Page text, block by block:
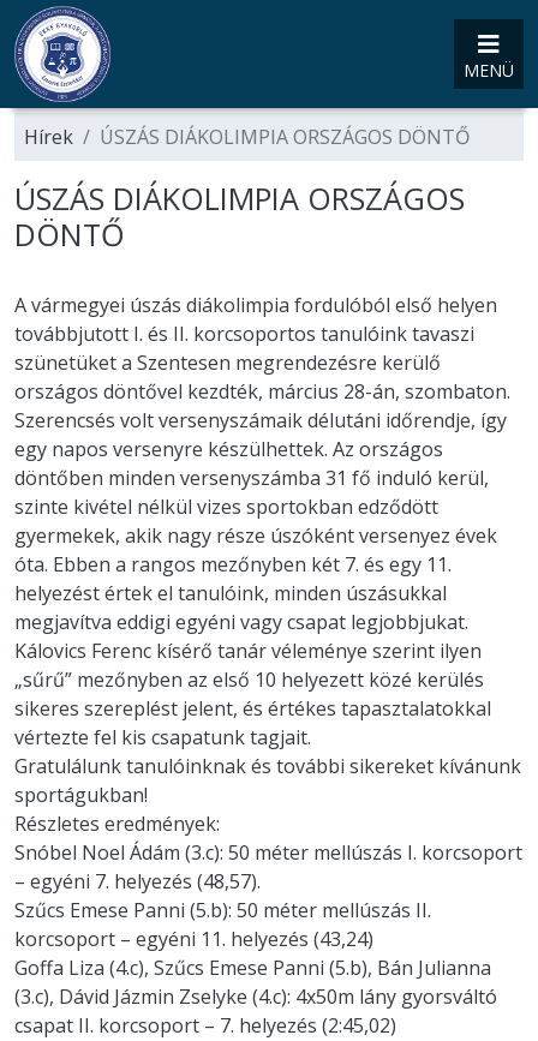
MENÜ
Hírek ÚSZÁS DIÁKOLIMPIA ORSZÁGOS DÖNTŐ
ÚSZÁS DIÁKOLIMPIA ORSZÁGOS
DÖNTŐ
A vármegyei úszás diákolimpia fordulóból első helyen
továbbjutott I. és II. korcsoportos tanulóink tavaszi
szünetüket a Szentesen megrendezésre kerülő
országos döntővel kezdték, március 28-án, szombaton.
Szerencsés volt versenyszámaik délutáni időrendje, így
egy napos versenyre készülhettek. Az országos
döntőben minden versenyszámba 31 fő induló kerül,
szinte kivétel nélkül vizes sportokban edződött
gyermekek, akik nagy része úszóként versenyez évek
óta. Ebben a rangos mezőnyben két 7. és egy 11.
helyezést értek el tanulóink, minden úszásukkal
megjavítva eddigi egyéni vagy csapat legjobbjukat.
Kálovics Ferenc kísérő tanár véleménye szerint ilyen
„sűrű” mezőnyben az első 10 helyezett közé kerülés
sikeres szereplést jelent, és értékes tapasztalatokkal
vértezte fel kis csapatunk tagjait.
Gratulálunk tanulóinknak és további sikereket kívánunk
sportágukban!
Részletes eredmények:
Snóbel Noel Ádám (3.c): 50 méter mellúszás I. korcsoport
– egyéni 7. helyezés (48,57).
Szűcs Emese Panni (5.b): 50 méter mellúszás II.
korcsoport – egyéni 11. helyezés (43,24)
Goffa Liza (4.c), Szűcs Emese Panni (5.b), Bán Julianna
(3.c), Dávid Jázmin Zselyke (4.c): 4x50m lány gyorsváltó
csapat II. korcsoport – 7. helyezés (2:45,02)